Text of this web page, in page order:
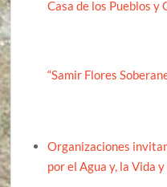
Casa de los Pueblos y
“Samir Flores
Organizaciones
por el Agua y, la Vida